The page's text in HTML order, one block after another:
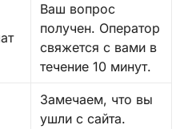
Ваш вопрос
получен. Оператор
свяжется с вами в
течение 10 минут.
Замечаем, что вы
ушли с сайта.